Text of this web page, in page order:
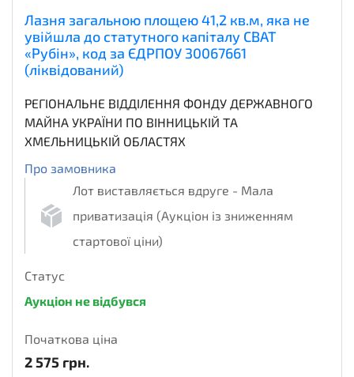
Лазня загальною площею 41,2 кв.м, яка не
увійшла до статутного капіталу СВАТ
«Рубін», код за ЄДРПОУ 30067661
(ліквідований)
РЕГІОНАЛЬНЕ ВІДДІЛЕННЯ ФОНДУ ДЕРЖАВНОГО
МАЙНА УКРАЇНИ ПО ВІННИЦЬКІЙ ТА
ХМЕЛЬНИЦЬКІЙ ОБЛАСТЯХ
Про замовника
Лот виставляється вдруге - Мала
приватизація (Аукціон із зниженням
стартової ціни)
Статус
Аукціон не відбувся
Початкова ціна
2 575 грн.